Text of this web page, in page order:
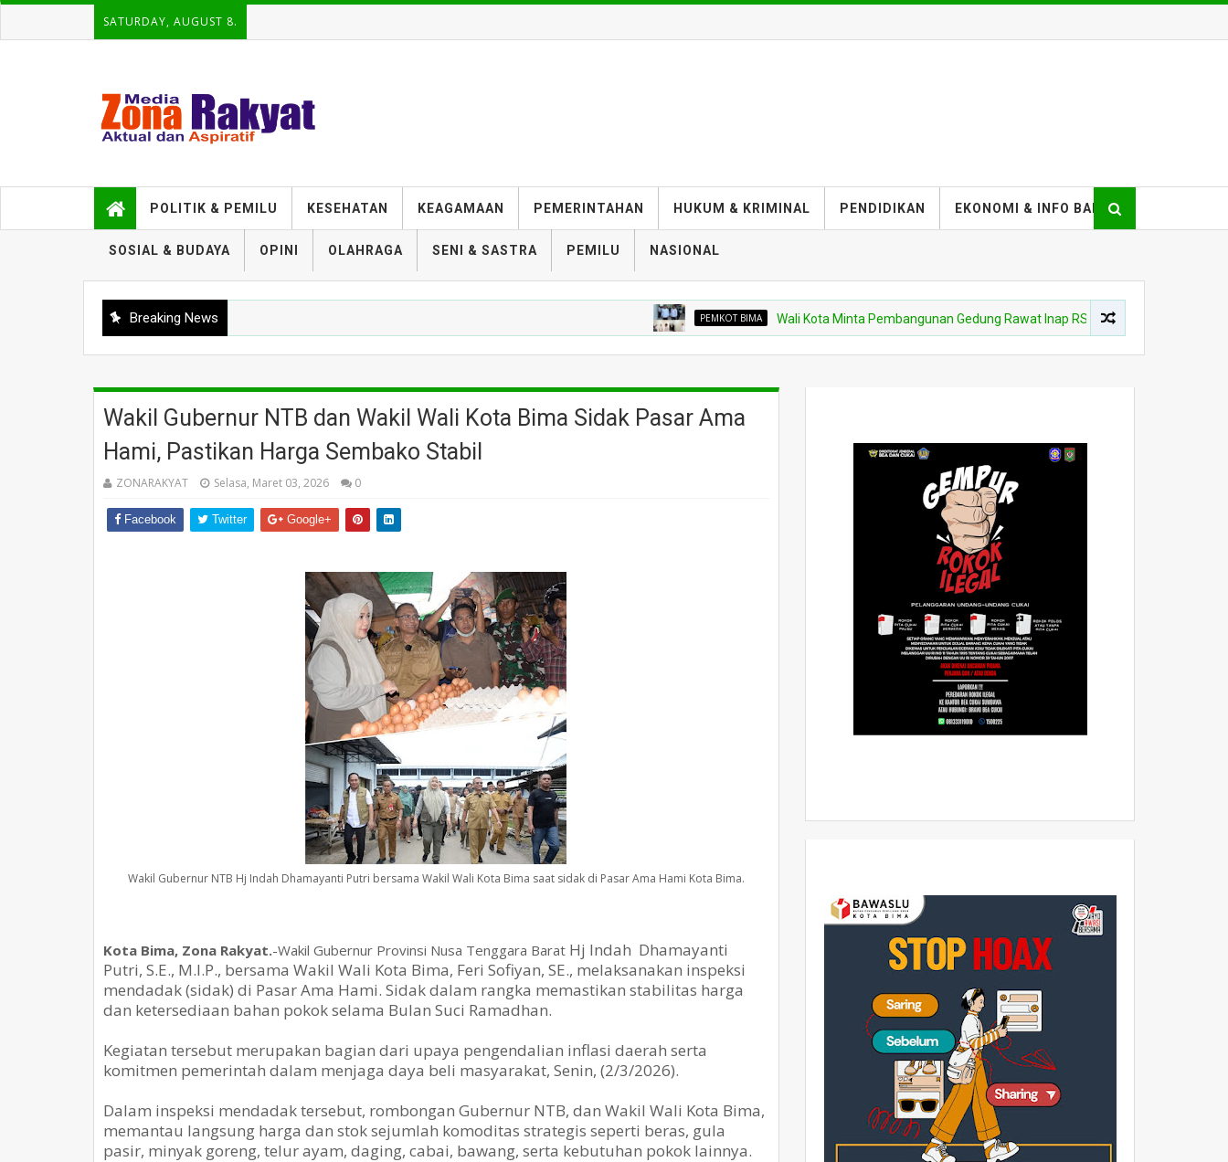
SATURDAY, AUGUST 8.
POLITIK & PEMILU KESEHATAN KEAGAMAAN PEMERINTAHAN HUKUM & KRIMINAL PENDIDIKAN EKONOMI & INFO BANK
SOSIAL & BUDAYA OPINI OLAHRAGA SENI & SASTRA PEMILU NASIONAL
Breaking News PEMKOT BIMA Wali Kota Minta Pembangunan Gedung Rawat Inap RSUD Kota Bima Dikebut
Wakil Gubernur NTB dan Wakil Wali Kota Bima Sidak Pasar Ama
Hami, Pastikan Harga Sembako Stabil
ZONARAKYAT Selasa, Maret 03, 2026 0
Facebook Twitter Google+
Wakil Gubernur NTB Hj Indah Dhamayanti Putri bersama Wakil Wali Kota Bima saat sidak di Pasar Ama Hami Kota Bima.
Kota Bima, Zona Rakyat.-Wakil Gubernur Provinsi Nusa Tenggara Barat Hj Indah Dhamayanti
Putri, S.E., M.I.P., bersama Wakil Wali Kota Bima, Feri Sofiyan, SE., melaksanakan inspeksi
mendadak (sidak) di Pasar Ama Hami. Sidak dalam rangka memastikan stabilitas harga
dan ketersediaan bahan pokok selama Bulan Suci Ramadhan.
Kegiatan tersebut merupakan bagian dari upaya pengendalian inflasi daerah serta
komitmen pemerintah dalam menjaga daya beli masyarakat, Senin, (2/3/2026).
Dalam inspeksi mendadak tersebut, rombongan Gubernur NTB, dan Wakil Wali Kota Bima,
memantau langsung harga dan stok sejumlah komoditas strategis seperti beras, gula
pasir, minyak goreng, telur ayam, daging, cabai, bawang, serta kebutuhan pokok lainnya.